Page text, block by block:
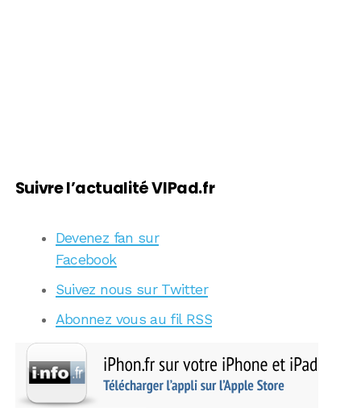
Suivre l’actualité VIPad.fr
Devenez fan sur
Facebook
Suivez nous sur Twitter
Abonnez vous au fil RSS